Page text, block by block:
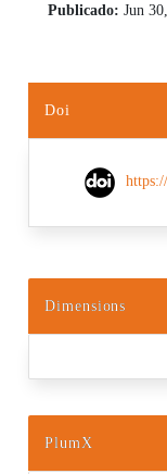
Publicado: Jun
Doi
Dimensions
PlumX